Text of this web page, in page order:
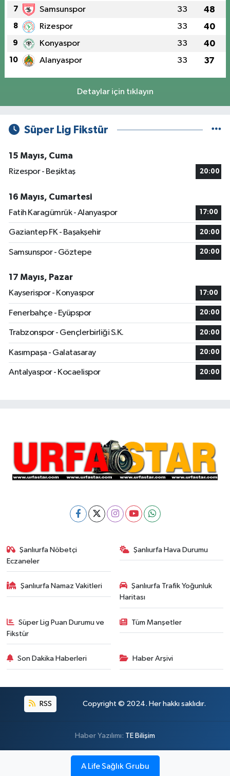
7 Samsunspor 33 48
8 Rizespor 33 40
9 Konyaspor 33 40
10 Alanyaspor 33 37
Detaylar için tıklayın
Süper Lig Fikstür
15 Mayıs, Cuma
Rizespor - Beşiktaş
20:00
16 Mayıs, Cumartesi
Fatih Karagümrük - Alanyaspor
17:00
Gaziantep FK - Başakşehir 20:00
Samsunspor - Göztepe 20:00
17 Mayıs, Pazar
Kayserispor - Konyaspor
17:00
Fenerbahçe - Eyüpspor 20:00
Trabzonspor - Gençlerbirliği S.K. 20:00
Kasımpaşa - Galatasaray 20:00
Antalyaspor - Kocaelispor 20:00
Şanlıurfa Nöbetçi
Eczaneler
Şanlıurfa Hava Durumu
Şanlıurfa Namaz Vakitleri
Şanlıurfa Trafik Yoğunluk
Haritası
Süper Lig Puan Durumu ve
Fikstür
Tüm Manşetler
Son Dakika Haberleri Haber Arşivi
RSS Copyright © 2024. Her hakkı saklıdır.
Haber Yazılımı: TE Bilişim
A Life Sağlık Grubu